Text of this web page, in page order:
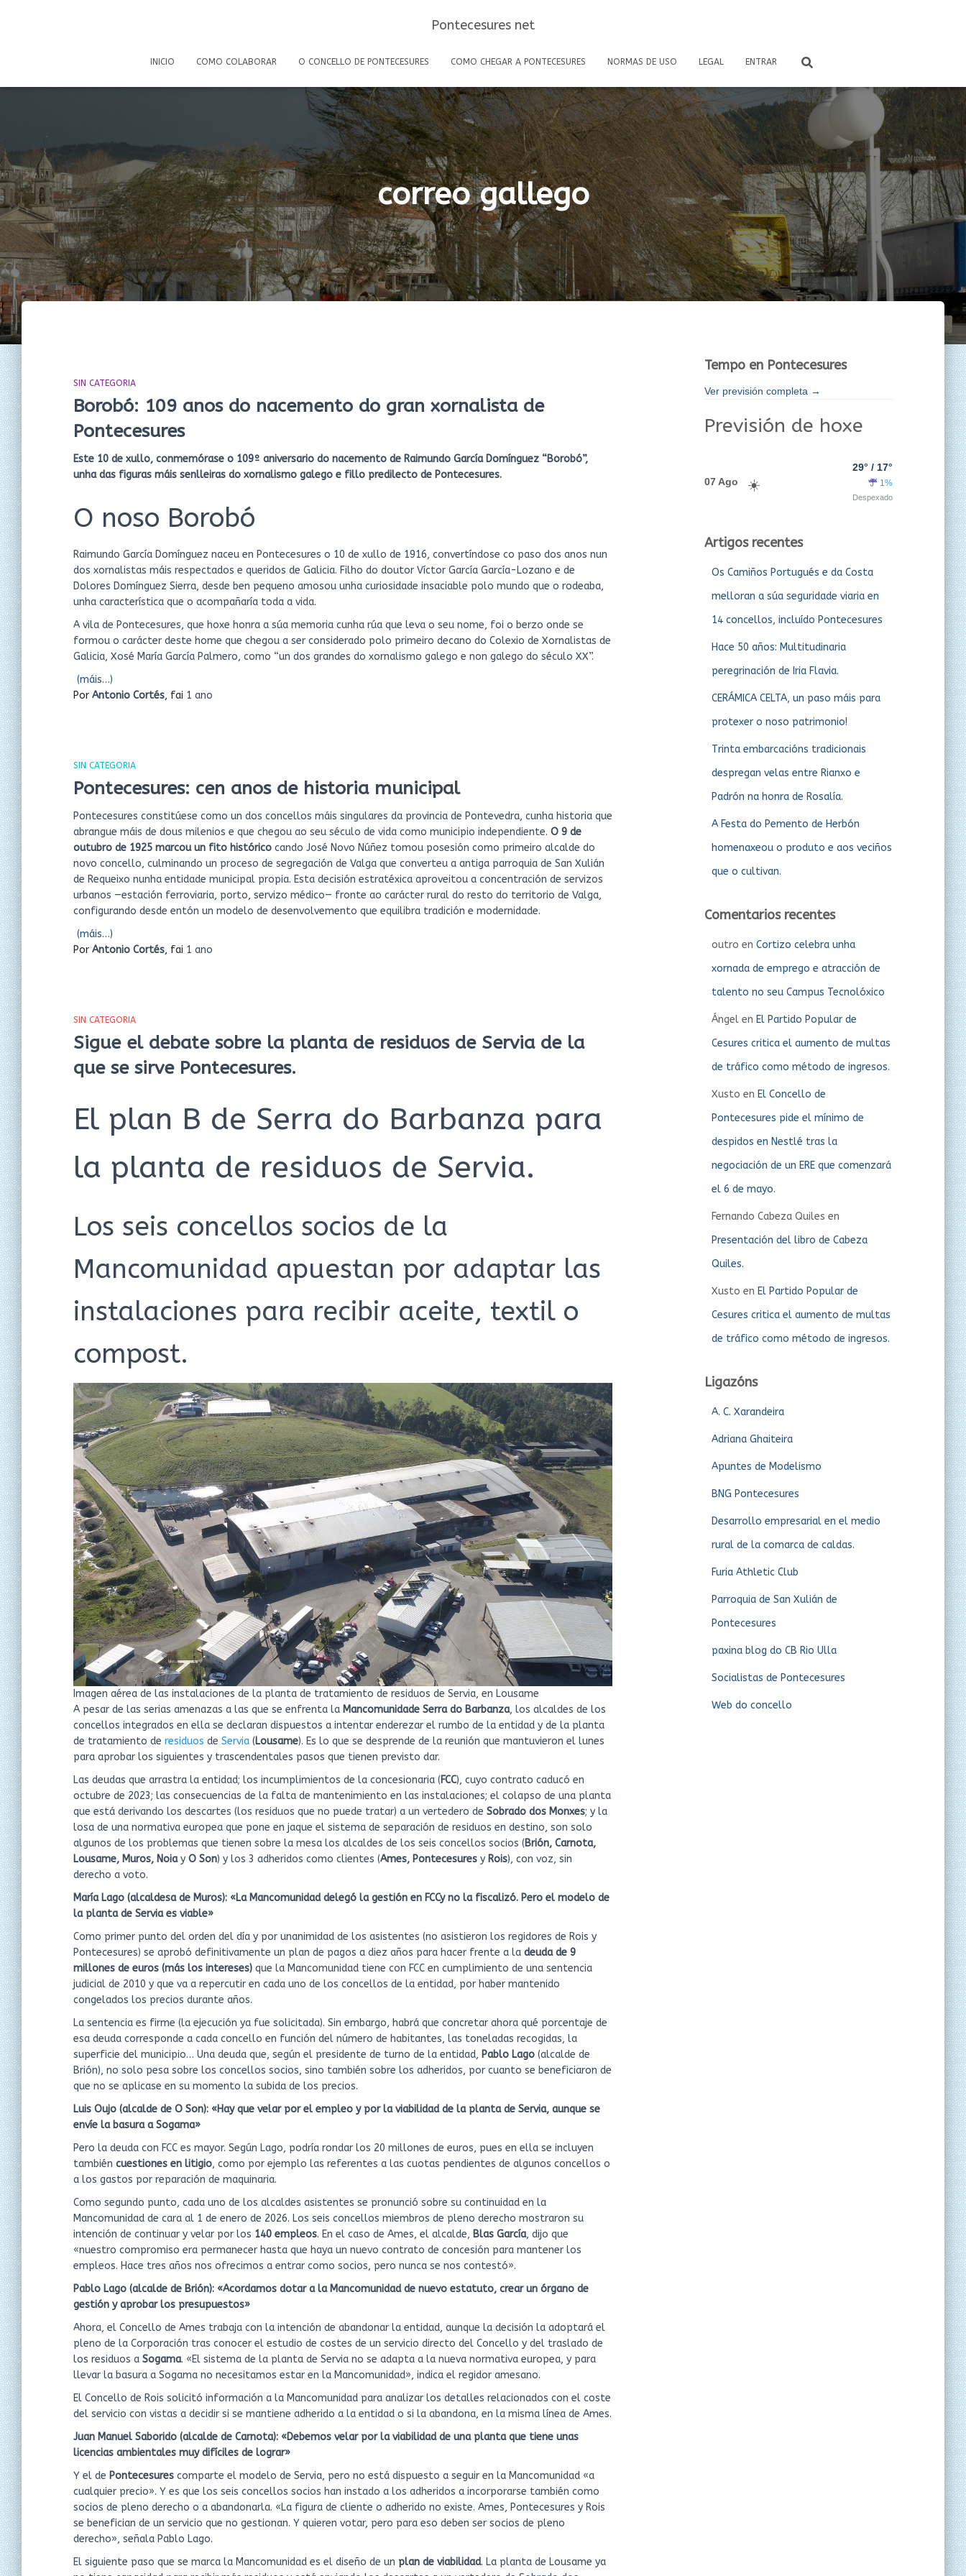
Pontecesures net
INICIO COMO COLABORAR O CONCELLO DE PONTECESURES COMO CHEGAR A PONTECESURES NORMAS DE USO LEGAL ENTRAR
correo gallego
SIN CATEGORIA
Borobó: 109 anos do nacemento do gran xornalista de
Pontecesures
Este 10 de xullo, conmemórase o 109º aniversario do nacemento de Raimundo García Domínguez “Borobó”,
unha das figuras máis senlleiras do xornalismo galego e fillo predilecto de Pontecesures.
O noso Borobó
Raimundo García Domínguez naceu en Pontecesures o 10 de xullo de 1916, convertíndose co paso dos anos nun
dos xornalistas máis respectados e queridos de Galicia. Filho do doutor Víctor García García-Lozano e de
Dolores Domínguez Sierra, desde ben pequeno amosou unha curiosidade insaciable polo mundo que o rodeaba,
unha característica que o acompañaría toda a vida.
A vila de Pontecesures, que hoxe honra a súa memoria cunha rúa que leva o seu nome, foi o berzo onde se
formou o carácter deste home que chegou a ser considerado polo primeiro decano do Colexio de Xornalistas de
Galicia, Xosé María García Palmero, como “un dos grandes do xornalismo galego e non galego do século XX”.
(máis…)
Por Antonio Cortés, fai 1 ano
SIN CATEGORIA
Pontecesures: cen anos de historia municipal
Pontecesures constitúese como un dos concellos máis singulares da provincia de Pontevedra, cunha historia que
abrangue máis de dous milenios e que chegou ao seu século de vida como municipio independiente. O 9 de
outubro de 1925 marcou un fito histórico cando José Novo Núñez tomou posesión como primeiro alcalde do
novo concello, culminando un proceso de segregación de Valga que converteu a antiga parroquia de San Xulián
de Requeixo nunha entidade municipal propia. Esta decisión estratéxica aproveitou a concentración de servizos
urbanos —estación ferroviaria, porto, servizo médico— fronte ao carácter rural do resto do territorio de Valga,
configurando desde entón un modelo de desenvolvemento que equilibra tradición e modernidade.
(máis…)
Por Antonio Cortés, fai 1 ano
SIN CATEGORIA
Sigue el debate sobre la planta de residuos de Servia de la
que se sirve Pontecesures.
El plan B de Serra do Barbanza para
la planta de residuos de Servia.
Los seis concellos socios de la
Mancomunidad apuestan por adaptar las
instalaciones para recibir aceite, textil o
compost.
Imagen aérea de las instalaciones de la planta de tratamiento de residuos de Servia, en Lousame
A pesar de las serias amenazas a las que se enfrenta la Mancomunidade Serra do Barbanza, los alcaldes de los
concellos integrados en ella se declaran dispuestos a intentar enderezar el rumbo de la entidad y de la planta
de tratamiento de residuos de Servia (Lousame). Es lo que se desprende de la reunión que mantuvieron el lunes
para aprobar los siguientes y trascendentales pasos que tienen previsto dar.
Las deudas que arrastra la entidad; los incumplimientos de la concesionaria (FCC), cuyo contrato caducó en
octubre de 2023; las consecuencias de la falta de mantenimiento en las instalaciones; el colapso de una planta
que está derivando los descartes (los residuos que no puede tratar) a un vertedero de Sobrado dos Monxes; y la
losa de una normativa europea que pone en jaque el sistema de separación de residuos en destino, son solo
algunos de los problemas que tienen sobre la mesa los alcaldes de los seis concellos socios (Brión, Carnota,
Lousame, Muros, Noiay O Son) y los 3 adheridos como clientes (Ames, Pontecesures y Rois), con voz, sin
derecho a voto.
María Lago (alcaldesa de Muros): «La Mancomunidad delegó la gestión en FCCy no la fiscalizó. Pero el modelo de
la planta de Servia es viable»
Como primer punto del orden del día y por unanimidad de los asistentes (no asistieron los regidores de Rois y
Pontecesures) se aprobó definitivamente un plan de pagos a diez años para hacer frente a la deuda de 9
millones de euros (más los intereses) que la Mancomunidad tiene con FCC en cumplimiento de una sentencia
judicial de 2010 y que va a repercutir en cada uno de los concellos de la entidad, por haber mantenido
congelados los precios durante años.
La sentencia es firme (la ejecución ya fue solicitada). Sin embargo, habrá que concretar ahora qué porcentaje de
esa deuda corresponde a cada concello en función del número de habitantes, las toneladas recogidas, la
superficie del municipio… Una deuda que, según el presidente de turno de la entidad, Pablo Lago (alcalde de
Brión), no solo pesa sobre los concellos socios, sino también sobre los adheridos, por cuanto se beneficiaron de
que no se aplicase en su momento la subida de los precios.
Luis Oujo (alcalde de O Son): «Hay que velar por el empleo y por la viabilidad de la planta de Servia, aunque se
envíe la basura a Sogama»
Pero la deuda con FCC es mayor. Según Lago, podría rondar los 20 millones de euros, pues en ella se incluyen
también cuestiones en litigio, como por ejemplo las referentes a las cuotas pendientes de algunos concellos o
a los gastos por reparación de maquinaria.
Como segundo punto, cada uno de los alcaldes asistentes se pronunció sobre su continuidad en la
Mancomunidad de cara al 1 de enero de 2026. Los seis concellos miembros de pleno derecho mostraron su
intención de continuar y velar por los 140 empleos. En el caso de Ames, el alcalde, Blas García, dijo que
«nuestro compromiso era permanecer hasta que haya un nuevo contrato de concesión para mantener los
empleos. Hace tres años nos ofrecimos a entrar como socios, pero nunca se nos contestó».
Pablo Lago (alcalde de Brión): «Acordamos dotar a la Mancomunidad de nuevo estatuto, crear un órgano de
gestión y aprobar los presupuestos»
Ahora, el Concello de Ames trabaja con la intención de abandonar la entidad, aunque la decisión la adoptará el
pleno de la Corporación tras conocer el estudio de costes de un servicio directo del Concello y del traslado de
los residuos a Sogama. «El sistema de la planta de Servia no se adapta a la nueva normativa europea, y para
llevar la basura a Sogama no necesitamos estar en la Mancomunidad», indica el regidor amesano.
El Concello de Rois solicitó información a la Mancomunidad para analizar los detalles relacionados con el coste
del servicio con vistas a decidir si se mantiene adherido a la entidad o si la abandona, en la misma línea de Ames.
Juan Manuel Saborido (alcalde de Carnota): «Debemos velar por la viabilidad de una planta que tiene unas
licencias ambientales muy difíciles de lograr»
Y el de Pontecesures comparte el modelo de Servia, pero no está dispuesto a seguir en la Mancomunidad «a
cualquier precio». Y es que los seis concellos socios han instado a los adheridos a incorporarse también como
socios de pleno derecho o a abandonarla. «La figura de cliente o adherido no existe. Ames, Pontecesures y Rois
se benefician de un servicio que no gestionan. Y quieren votar, pero para eso deben ser socios de pleno
derecho», señala Pablo Lago.
El siguiente paso que se marca la Mancomunidad es el diseño de un plan de viabilidad. La planta de Lousame ya
Tempo en Pontecesures
Ver previsión completa →
Previsión de hoxe
07 Ago
29° / 17°
1%
Despexado
Artigos recentes
Os Camiños Portugués e da Costa
melloran a súa seguridade viaria en
14 concellos, incluído Pontecesures
Hace 50 años: Multitudinaria
peregrinación de Iria Flavia.
CERÁMICA CELTA, un paso máis para
protexer o noso patrimonio!
Trinta embarcacións tradicionais
despregan velas entre Rianxo e
Padrón na honra de Rosalía.
A Festa do Pemento de Herbón
homenaxeou o produto e aos veciños
que o cultivan.
Comentarios recentes
outro en Cortizo celebra unha
xornada de emprego e atracción de
talento no seu Campus Tecnolóxico
Ángelen El Partido Popular de
Cesures critica el aumento de multas
de tráfico como método de ingresos.
Xusto en El Concello de
Pontecesures pide el mínimo de
despidos en Nestlé tras la
negociación de un ERE que comenzará
el 6 de mayo.
Fernando Cabeza Quiles en
Presentación del libro de Cabeza
Quiles.
Xusto en El Partido Popular de
Cesures critica el aumento de multas
de tráfico como método de ingresos.
Ligazóns
A. C. Xarandeira
Adriana Ghaiteira
Apuntes de Modelismo
BNG Pontecesures
Desarrollo empresarial en el medio
rural de la comarca de caldas.
Furia Athletic Club
Parroquia de San Xulián de
Pontecesures
paxina blog do CB Rio Ulla
Socialistas de Pontecesures
Web do concello